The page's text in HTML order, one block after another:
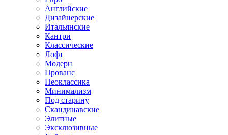
Английские
Дизайнерские
Итальянские
Кантри
Классические
Лофт
Модерн
Прованс
Неоклассика
Минимализм
Под старину
Скандинавские
Элитные
Эксклюзивные